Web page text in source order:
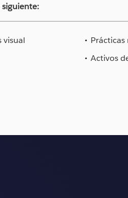
siguiente:
visual
Activos